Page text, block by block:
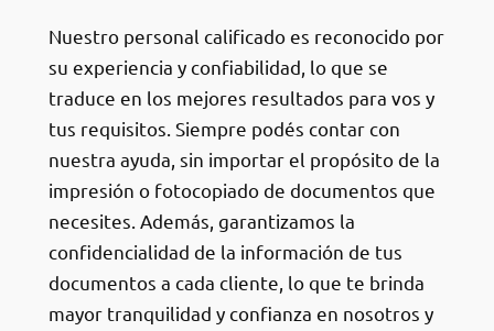
Nuestro personal calificado es reconocido por
su experiencia y confiabilidad, lo que se
traduce en los mejores resultados para vos y
tus requisitos. Siempre podés contar con
nuestra ayuda, sin importar el propósito de la
impresión o fotocopiado de documentos que
necesites. Además, garantizamos la
confidencialidad de la información de tus
documentos a cada cliente, lo que te brinda
mayor tranquilidad y confianza en nosotros y